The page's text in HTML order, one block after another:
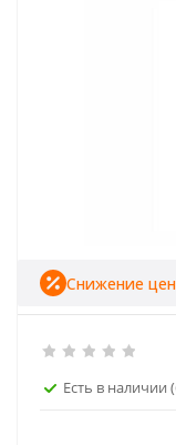
Есть в наличии
Снижение